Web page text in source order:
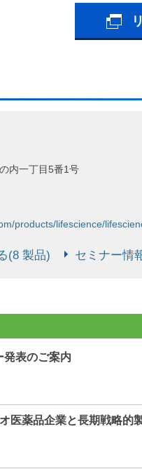
内一丁目5番1号
products/lifescience/
(8 製品) セミナー情
表のご案内
医薬品企業と長期戦略